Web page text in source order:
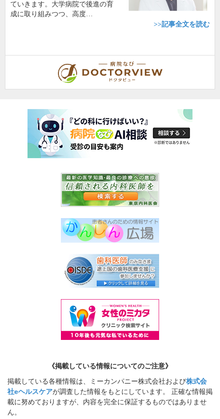
ていきます。大学病院で後進の育
成に取り組みつつ、高度…
>>記事全文を読む
《掲載している情報についてのご注意》
掲載している各種情報は、ミーカンパニー株式会社および株式会
社eヘルスケアが調査した情報をもとにしています。 正確な情報掲
載に努めておりますが、内容を完全に保証するものではありませ
ん。